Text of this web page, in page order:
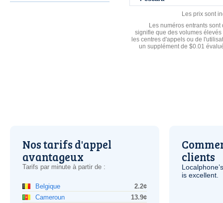
Les prix sont
Les numéros entrants
signifie que des volumes
les centres d'appels ou de
un supplément de $0.01
Nos tarifs d'appel
avantageux
Tarifs par minute à partir de :
Belgique
2.2¢
Cameroun
13.9¢
clients
is excellent.